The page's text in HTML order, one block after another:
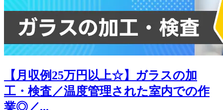
【月収例25万円以上☆】ガラスの加
工・検査／温度管理された室内での作
業◎／...